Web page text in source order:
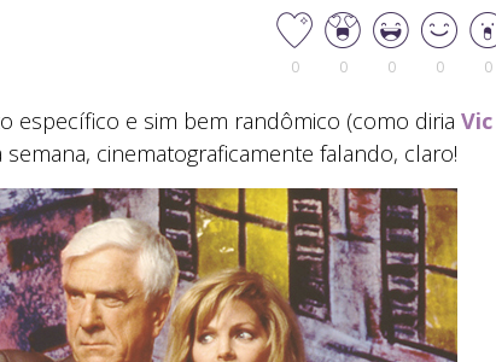
0 0 0 0 0
específico e sim bem randômico (como diria Vic
cinematograficamente falando, claro!